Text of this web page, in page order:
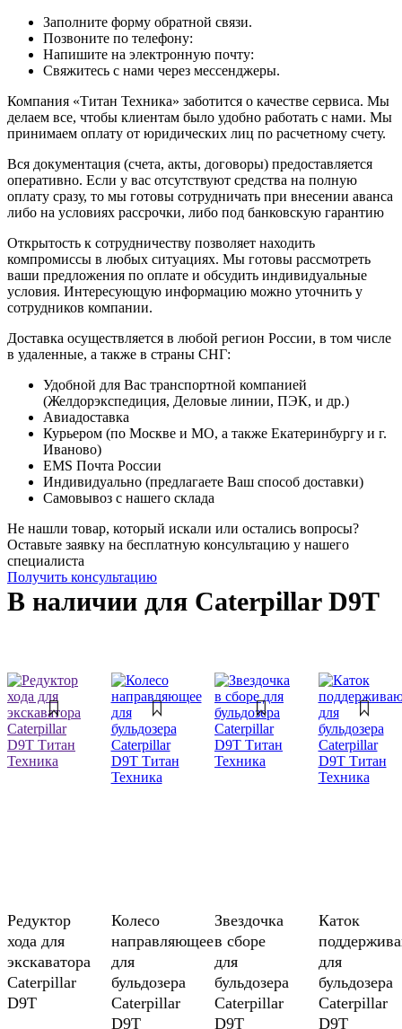
Заполните форму обратной связи.
Позвоните по телефону:
Напишите на электронную почту:
Свяжитесь с нами через мессенджеры.
Компания «Титан Техника» заботится о качестве сервиса. Мы
делаем все, чтобы клиентам было удобно работать с нами. Мы
принимаем оплату от юридических лиц по расчетному счету.
Вся документация (счета, акты, договоры) предоставляется
оперативно. Если у вас отсутствуют средства на полную
оплату сразу, то мы готовы сотрудничать при внесении аванса
либо на условиях рассрочки, либо под банковскую гарантию
Открытость к сотрудничеству позволяет находить
компромиссы в любых ситуациях. Мы готовы рассмотреть
ваши предложения по оплате и обсудить индивидуальные
условия. Интересующую информацию можно уточнить у
сотрудников компании.
Доставка осуществляется в любой регион России, в том числе
в удаленные, а также в страны СНГ:
Удобной для Вас транспортной компанией
(Желдорэкспедиция, Деловые линии, ПЭК, и др.)
Авиадоставка
Курьером (по Москве и МО, а также Екатеринбургу и г.
Иваново)
EMS Почта России
Индивидуально (предлагаете Ваш способ доставки)
Самовывоз с нашего склада
Не нашли товар, который искали или остались вопросы?
Оставьте заявку на бесплатную консультацию у нашего
специалиста
Получить консультацию
В наличии для Caterpillar D9T
Редуктор
хода для
экскаватора
Caterpillar
D9T
Колесо
направляющее
для
бульдозера
Caterpillar
D9T
Звездочка
в сборе
для
бульдозера
Caterpillar
D9T
Каток
для
бульдозера
Caterpillar
D9T